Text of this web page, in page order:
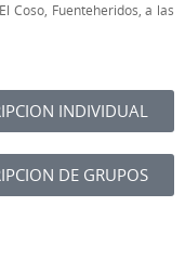
Coso, Fuenteheridos, a las
INDIVIDUAL
DE GRUPOS